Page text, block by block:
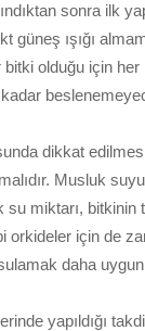
sonra ilk
güneş ışığı
olduğu için her
kadar
dikkat
Musluk
su miktarı,
orkideler için de
daha uygun
yapıldığı